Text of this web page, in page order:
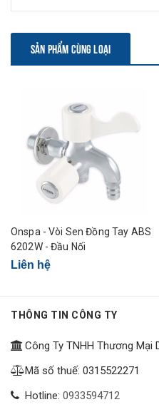
SẢN PHẨM CÙNG LOẠI
Onspa - Vòi Sen Đồng Tay ABS
6202W - Đầu Nối
Liên hệ
THÔNG TIN CÔNG TY
Công Ty TNHH Thương Mại
Mã số thuế: 0315522271
Hotline: 0933594712